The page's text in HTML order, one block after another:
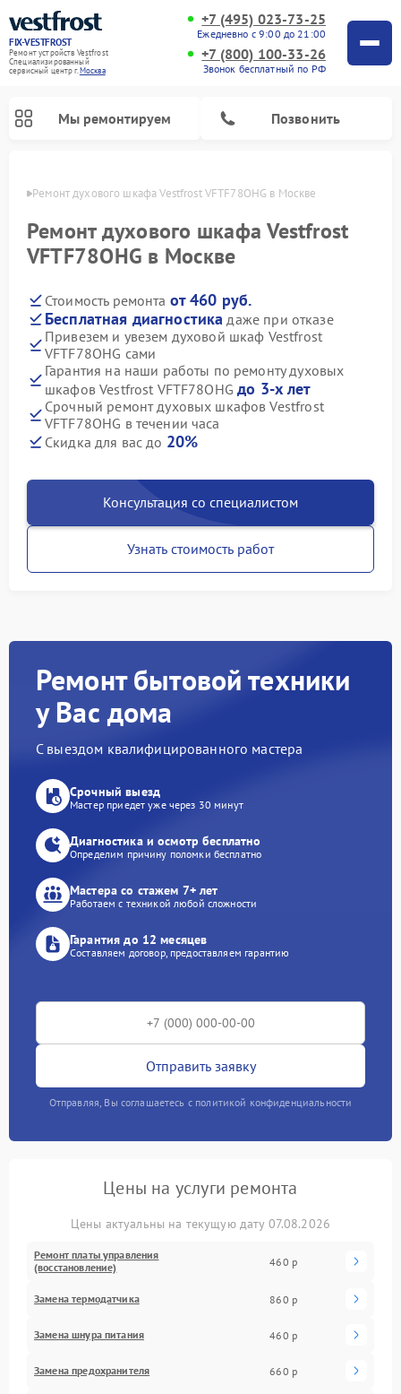
FIX-VESTFROST
Ремонт устройств Vestfrost
Специализированный
cервисный центр г.Москва
+7 (495) 023-73-25
Ежедневно с 9:00 до 21:00
+7 (800) 100-33-26
Звонок бесплатный по РФ
Мы ремонтируем Позвонить
Ремонт духового шкафа Vestfrost VFTF78OHG в Москве
Ремонт духового шкафа Vestfrost
VFTF78OHG в Москве
Стоимость ремонта от 460 руб.
Бесплатная диагностика даже при отказе
Привезем и увезем духовой шкаф Vestfrost
VFTF78OHG сами
Гарантия на наши работы по ремонту духовых
шкафов Vestfrost VFTF78OHGдо 3-х лет
Срочный ремонт духовых шкафов Vestfrost
VFTF78OHG в течении часа
Скидка для вас до 20%
Консультация со специалистом
Узнать стоимость работ
Ремонт бытовой техники
у Вас дома
С выездом квалифицированного мастера
Срочный выезд
Мастер приедет уже через 30 минут
Диагностика и осмотр бесплатно
Определим причину поломки бесплатно
Мастера со стажем 7+ лет
Работаем с техникой любой сложности
Гарантия до 12 месяцев
Составляем договор, предоставляем гарантию
Отправить заявку
Отправляя, Вы соглашаетесь с политикой конфиденциальности
Цены на услуги ремонта
Цены актуальны на текущую дату 07.08.2026
Ремонт платы управления
(восстановление)
460 р
Замена термодатчика 860 р
Замена шнура питания 460 р
Замена предохранителя 660 р